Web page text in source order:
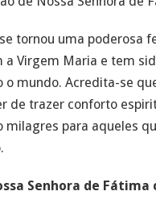
tornou uma poderosa
a Virgem Maria e tem
o mundo. Acredita-se
de trazer conforto
milagres para aqueles
Senhora de